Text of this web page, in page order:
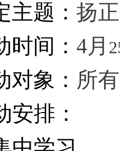
主题： 扬
时间： 4月
对象： 所
安排：